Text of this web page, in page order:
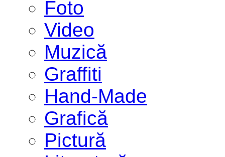
Foto
Video
Muzică
Graffiti
Hand-Made
Grafică
Pictură